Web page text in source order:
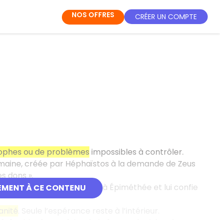
NOS OFFRES CRÉER UN COMPTE
À CE CONTENU
ou de problèmes impossibles à contrôler.
créée par Héphaïstos à la demande de Zeus
dons ».
la jalousie. Zeus la marie à Épiméthée et lui confie